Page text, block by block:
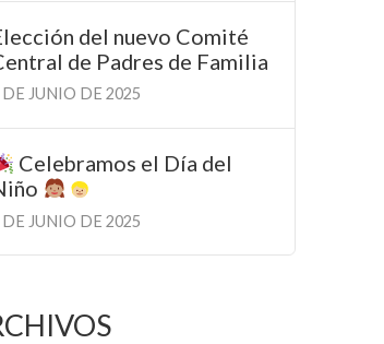
del nuevo Comité
de Padres de Familia
DE JUNIO DE 2025
Celebramos el Día del
DE JUNIO DE 2025